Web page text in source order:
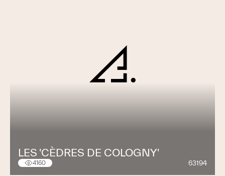
LES 'CÈDRES DE COLOGNY'
4160 63194